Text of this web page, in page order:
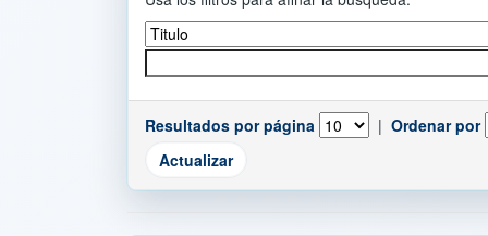
Resultados por página | Ordenar por